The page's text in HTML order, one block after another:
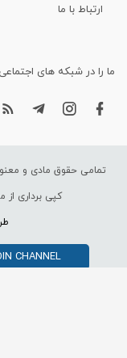
ارتباط با ما
ما را در شبکه های
تمامی حقوق مادی و
کپی برداری از
CHANNEL